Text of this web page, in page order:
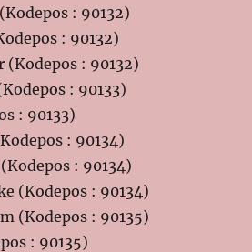
: 90132)
: 90132)
: 90132)
: 90133)
: 90133)
: 90134)
: 90134)
(Kodepos : 90134)
(Kodepos : 90135)
: 90135)